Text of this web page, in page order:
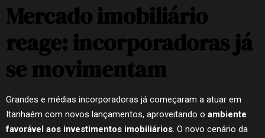
Mercado imobiliário
reage: incorporadoras já
se movimentam
Grandes e médias incorporadoras já começaram a atuar em
Itanhaém com novos lançamentos, aproveitando o ambiente
favorável aos investimentos imobiliários. O novo cenário da